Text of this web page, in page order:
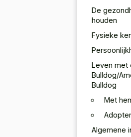
De
houden
Fysieke
Leven met
Bulldog/
Bulldog
Met
Algemene